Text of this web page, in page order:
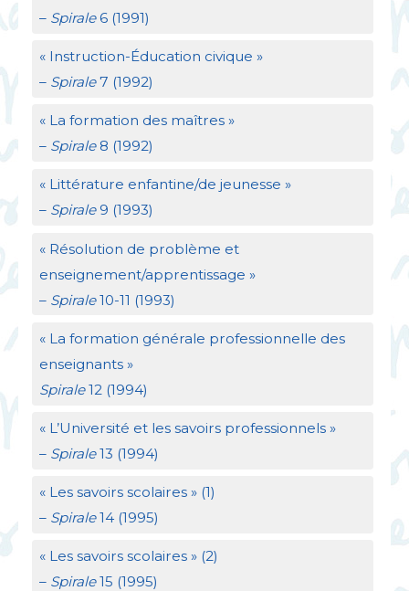
– Spirale6 (1991)
« Instruction-Éducation civique »
– Spirale7 (1992)
« La formation des maîtres »
– Spirale8 (1992)
« Littérature enfantine/de jeunesse »
– Spirale9 (1993)
« Résolution de problème et
enseignement/apprentissage »
– Spirale10-11 (1993)
« La formation générale professionnelle des
enseignants »
Spirale12 (1994)
« L’Université et les savoirs professionnels »
– Spirale13 (1994)
« Les savoirs scolaires » (1)
– Spirale14 (1995)
« Les savoirs scolaires » (2)
– Spirale15 (1995)